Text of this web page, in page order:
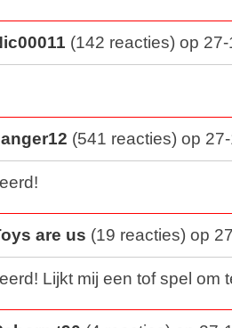
(142 reacties) op
(541 reacties) op
are us (19 reacties) op
Lijkt mij een tof spel om